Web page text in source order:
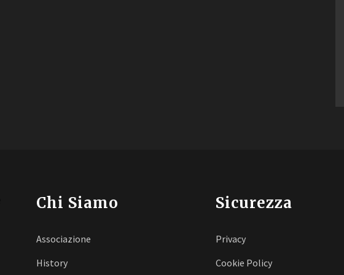
Chi Siamo
Associazione
History
Sicurezza
Privacy
Cookie Policy